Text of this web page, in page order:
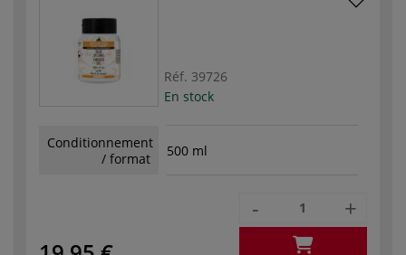
Réf. 39726
En stock
Conditionnement
/ format
500 ml
- +